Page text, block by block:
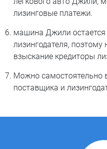
лизинговые платежи.
машина Джили остается
лизингодателя, поэтому
взыскание кредиторы
Можно самостоятельно
поставщика и